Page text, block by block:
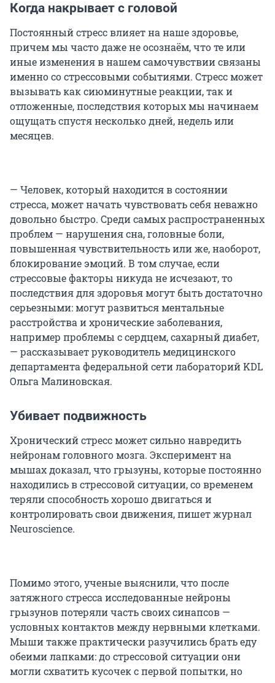
Когда накрывает с головой
Постоянный стресс влияет на наше здоровье,
причем мы часто даже не осознаём, что те или
иные изменения в нашем самочувствии связаны
именно со стрессовыми событиями. Стресс может
вызывать как сиюминутные реакции, так и
отложенные, последствия которых мы начинаем
ощущать спустя несколько дней, недель или
месяцев.
— Человек, который находится в состоянии
стресса, может начать чувствовать себя неважно
довольно быстро. Среди самых распространенных
проблем — нарушения сна, головные боли,
повышенная чувствительность или же, наоборот,
блокирование эмоций. В том случае, если
стрессовые факторы никуда не исчезают, то
последствия для здоровья могут быть достаточно
серьезными: могут развиться ментальные
расстройства и хронические заболевания,
например проблемы с сердцем, сахарный диабет,
— рассказывает руководитель медицинского
департамента федеральной сети лабораторий KDL
Ольга Малиновская.
Убивает подвижность
Хронический стресс может сильно навредить
нейронам головного мозга. Эксперимент на
мышах доказал, что грызуны, которые постоянно
находились в стрессовой ситуации, со временем
теряли способность хорошо двигаться и
контролировать свои движения, пишет журнал
Neuroscience.
Помимо этого, ученые выяснили, что после
затяжного стресса исследованные нейроны
грызунов потеряли часть своих синапсов —
условных контактов между нервными клетками.
Мыши также практически разучились брать еду
обеими лапками: до стрессовой ситуации они
могли схватить кусочек с первой попытки, но